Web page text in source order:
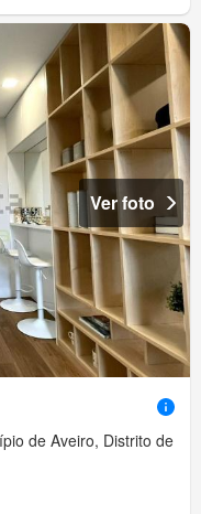
Ver foto
de Aveiro, Distrito de